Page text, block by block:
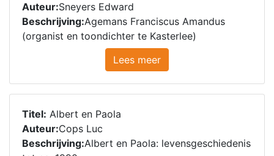
Auteur:Sneyers Edward
Beschrijving:Agemans Franciscus Amandus
(organist en toondichter te Kasterlee)
Lees meer
Titel: Albert en Paola
Auteur:Cops Luc
Beschrijving:Albert en Paola: levensgeschiedenis